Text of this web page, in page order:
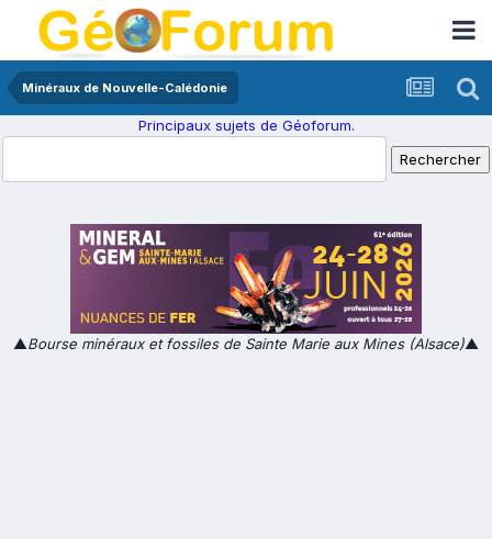
Minéraux de Nouvelle-Calédonie
Principaux sujets de Géoforum.
▲Bourse minéraux et fossiles de Sainte Marie aux Mines (Alsace)▲